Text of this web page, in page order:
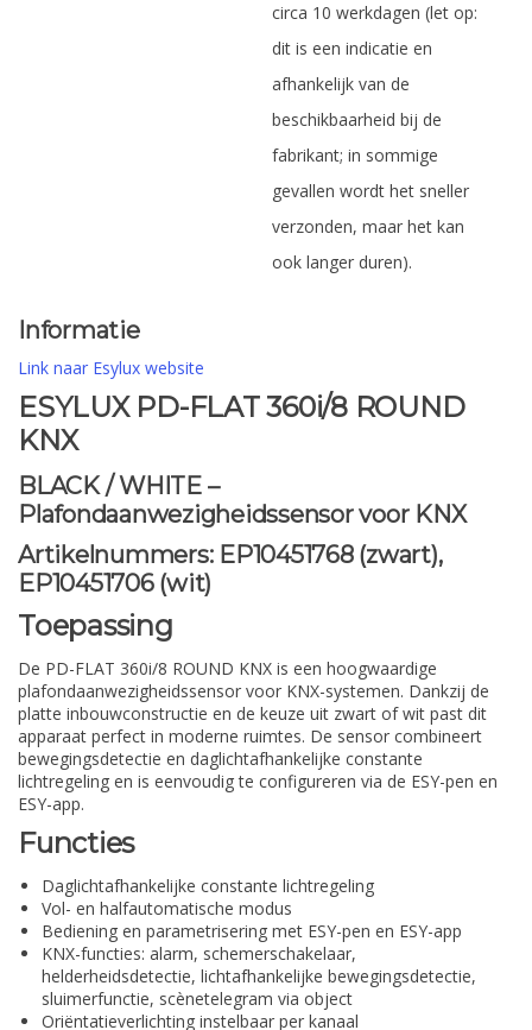
circa 10 werkdagen (let op:
dit is een indicatie en
afhankelijk van de
beschikbaarheid bij de
fabrikant; in sommige
gevallen wordt het sneller
verzonden, maar het kan
ook langer duren).
Informatie
Link naar Esylux website
ESYLUX PD-FLAT 360i/8 ROUND
KNX
BLACK / WHITE –
Plafondaanwezigheidssensor voor KNX
Artikelnummers: EP10451768 (zwart),
EP10451706 (wit)
Toepassing
De PD-FLAT 360i/8 ROUND KNX is een hoogwaardige
plafondaanwezigheidssensor voor KNX-systemen. Dankzij de
platte inbouwconstructie en de keuze uit zwart of wit past dit
apparaat perfect in moderne ruimtes. De sensor combineert
bewegingsdetectie en daglichtafhankelijke constante
lichtregeling en is eenvoudig te configureren via de ESY-pen en
ESY-app.
Functies
Daglichtafhankelijke constante lichtregeling
Vol- en halfautomatische modus
Bediening en parametrisering met ESY-pen en ESY-app
KNX-functies: alarm, schemerschakelaar,
helderheidsdetectie, lichtafhankelijke bewegingsdetectie,
sluimerfunctie, scènetelegram via object
Oriëntatieverlichting instelbaar per kanaal